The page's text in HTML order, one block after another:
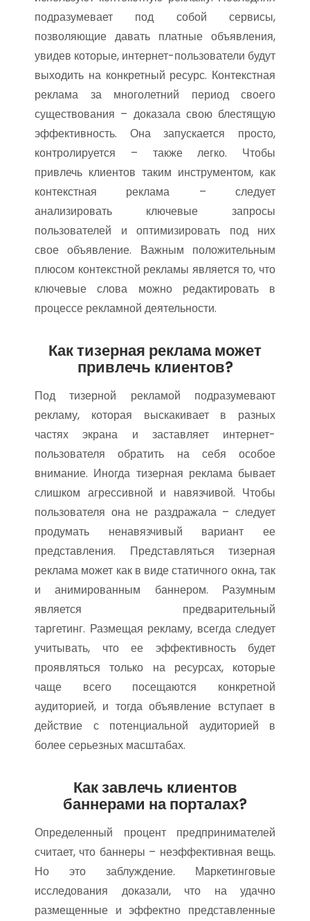
подразумевает под собой сервисы,
позволяющие давать платные объявления,
увидев которые, интернет-пользователи будут
выходить на конкретный ресурс. Контекстная
реклама за многолетний период своего
существования – доказала свою блестящую
эффективность. Она запускается просто,
контролируется – также легко. Чтобы
привлечь клиентов таким инструментом, как
контекстная реклама – следует
анализировать ключевые запросы
пользователей и оптимизировать под них
свое объявление. Важным положительным
плюсом контекстной рекламы является то, что
ключевые слова можно редактировать в
процессе рекламной деятельности.
Как тизерная реклама может
привлечь клиентов?
Под тизерной рекламой подразумевают
рекламу, которая выскакивает в разных
частях экрана и заставляет интернет-
пользователя обратить на себя особое
внимание. Иногда тизерная реклама бывает
слишком агрессивной и навязчивой. Чтобы
пользователя она не раздражала – следует
продумать ненавязчивый вариант ее
представления. Представляться тизерная
реклама может как в виде статичного окна, так
и анимированным баннером. Разумным
является предварительный
таргетинг. Размещая рекламу, всегда следует
учитывать, что ее эффективность будет
проявляться только на ресурсах, которые
чаще всего посещаются конкретной
аудиторией, и тогда объявление вступает в
действие с потенциальной аудиторией в
более серьезных масштабах.
Как завлечь клиентов
баннерами на порталах?
Определенный процент предпринимателей
считает, что баннеры – неэффективная вещь.
Но это заблуждение. Маркетинговые
исследования доказали, что на удачно
размещенные и эффектно представленные